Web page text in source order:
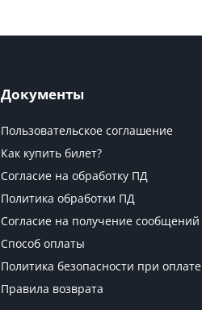
Документы
Пользовательское соглашение
Как купить билет?
Согласие на обработку ПД
Политика обработки ПД
Согласие на получение сообщений
Способ оплаты
Политика безопасности при оплате
Правила возврата